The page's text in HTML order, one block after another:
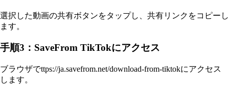
選択した動画の共有ボタンをタップし、共有リンクをコピーし
ます。
手順3：SaveFrom TikTokにアクセス
ブラウザでttps://ja.savefrom.net/download-from-tiktokにアクセス
します。